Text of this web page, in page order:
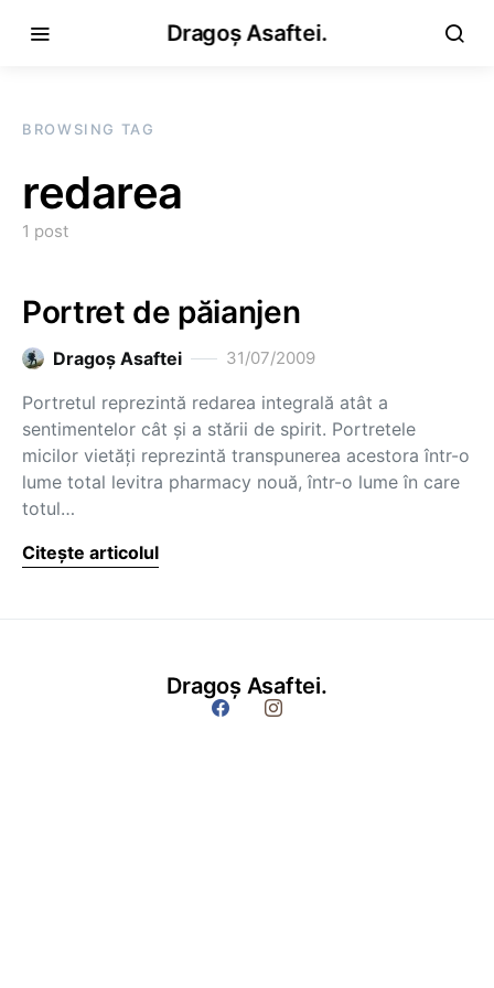
Dragoș Asaftei.
BROWSING TAG
redarea
1 post
Portret de păianjen
Dragoş Asaftei 31/07/2009
Portretul reprezintă redarea integrală atât a
sentimentelor cât şi a stării de spirit. Portretele
micilor vietăţi reprezintă transpunerea acestora într-o
lume total levitra pharmacy nouă, într-o lume în care
totul…
Citește articolul
Dragoș Asaftei.